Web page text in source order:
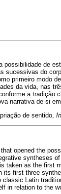
de
sucessivas do
primeiro modo
da vida, nas
a tradição
narrativa de si
de sentido,
opened the
syntheses
taken as the first
its first three
classic Latin
in relation to the